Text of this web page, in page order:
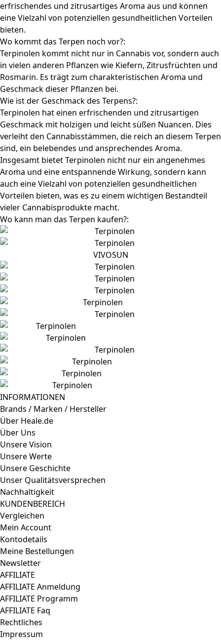
erfrischendes und zitrusartiges Aroma aus und können
eine Vielzahl von potenziellen gesundheitlichen Vorteilen
bieten.
Wo kommt das Terpen noch vor?:
Terpinolen kommt nicht nur in Cannabis vor, sondern auch
in vielen anderen Pflanzen wie Kiefern, Zitrusfrüchten und
Rosmarin. Es trägt zum charakteristischen Aroma und
Geschmack dieser Pflanzen bei.
Wie ist der Geschmack des Terpens?:
Terpinolen hat einen erfrischenden und zitrusartigen
Geschmack mit holzigen und leicht süßen Nuancen. Dies
verleiht den Cannabisstämmen, die reich an diesem Terpen
sind, ein belebendes und ansprechendes Aroma.
Insgesamt bietet Terpinolen nicht nur ein angenehmes
Aroma und eine entspannende Wirkung, sondern kann
auch eine Vielzahl von potenziellen gesundheitlichen
Vorteilen bieten, was es zu einem wichtigen Bestandteil
vieler Cannabisprodukte macht.
Wo kann man das Terpen kaufen?:
VIVOSUN
INFORMATIONEN
Brands / Marken / Hersteller
Über Heale.de
Über Uns
Unsere Vision
Unsere Werte
Unsere Geschichte
Unser Qualitätsversprechen
Nachhaltigkeit
KUNDENBEREICH
Vergleichen
Mein Account
Kontodetails
Meine Bestellungen
Newsletter
AFFILIATE
AFFILIATE Anmeldung
AFFILIATE Programm
AFFILIATE Faq
Rechtliches
Impressum